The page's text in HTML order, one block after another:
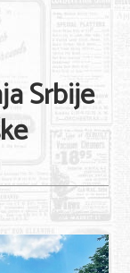
Srbije